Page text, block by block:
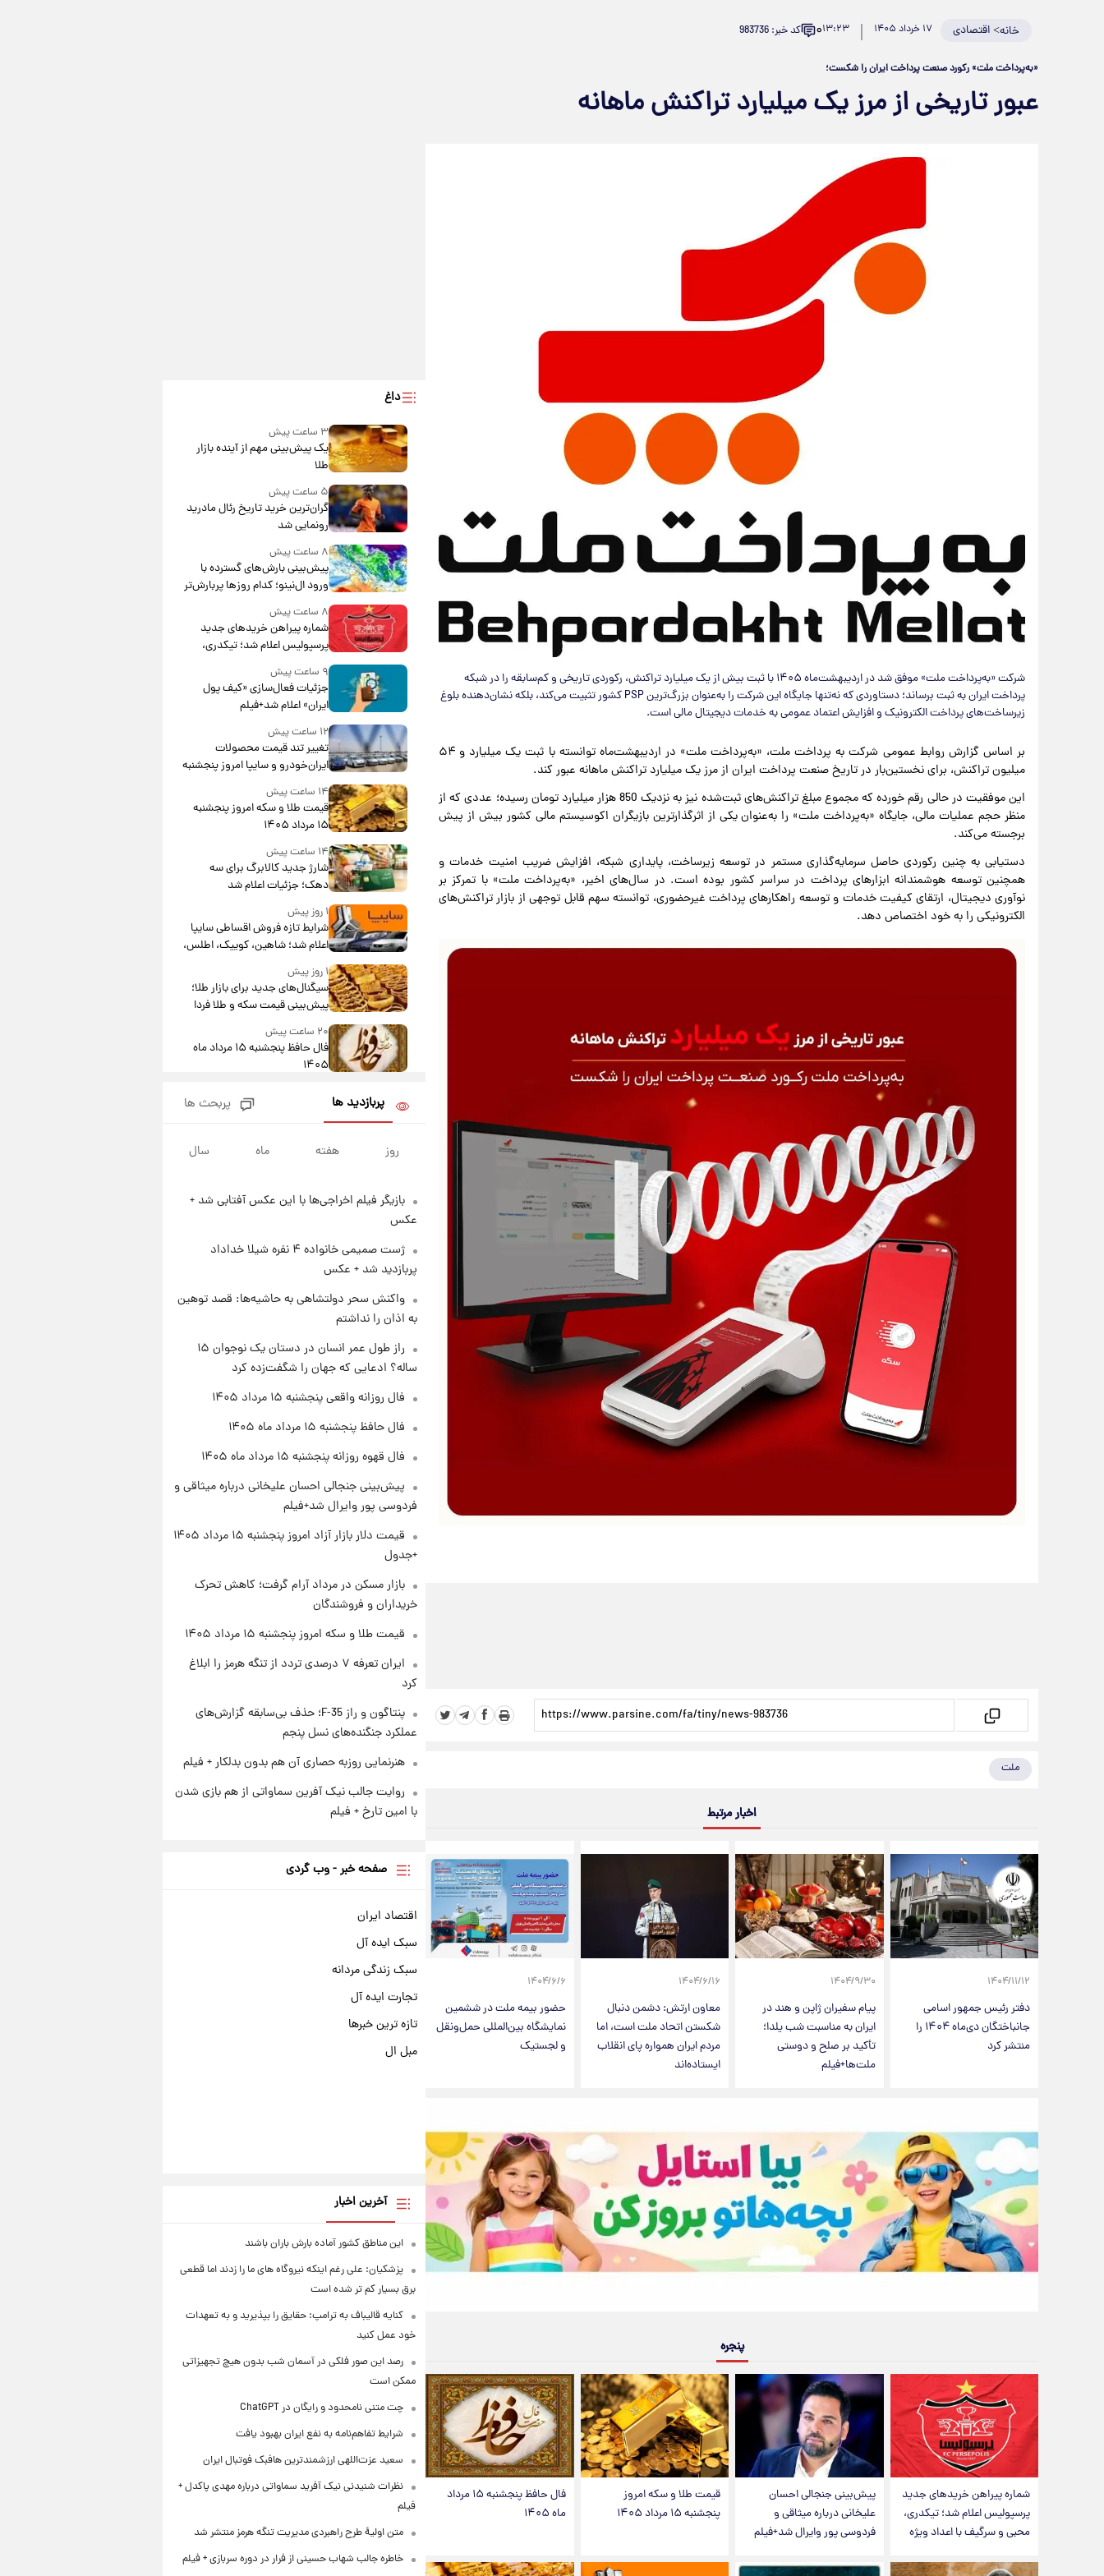
خانه>اقتصادی ۱۷ خرداد ۱۴۰۵ ۱۳:۲۳۰ کد خبر: 983736
«به‌پرداخت ملت» رکورد صنعت پرداخت ایران را شکست؛
عبور تاریخی از مرز یک میلیارد تراکنش ماهانه
شرکت «به‌پرداخت ملت» موفق شد در اردیبهشت‌ماه ۱۴۰۵ با ثبت بیش از یک میلیارد تراکنش، رکوردی تاریخی و کم‌سابقه را در شبکه
پرداخت ایران به ثبت برساند؛ دستاوردی که نه‌تنها جایگاه این شرکت را به‌عنوان بزرگ‌ترین PSP کشور تثبیت می‌کند، بلکه نشان‌دهنده بلوغ
زیرساخت‌های پرداخت الکترونیک و افزایش اعتماد عمومی به خدمات دیجیتال مالی است.
بر اساس گزارش روابط عمومی شرکت به پرداخت ملت، «به‌پرداخت ملت» در اردیبهشت‌ماه توانسته با ثبت یک میلیارد و ۵۴
میلیون تراکنش، برای نخستین‌بار در تاریخ صنعت پرداخت ایران از مرز یک میلیارد تراکنش ماهانه عبور کند.
این موفقیت در حالی رقم خورده که مجموع مبلغ تراکنش‌های ثبت‌شده نیز به نزدیک 850 هزار میلیارد تومان رسیده؛ عددی که از
منظر حجم عملیات مالی، جایگاه «به‌پرداخت ملت» را به‌عنوان یکی از اثرگذارترین بازیگران اکوسیستم مالی کشور بیش از پیش
برجسته می‌کند.
دستیابی به چنین رکوردی حاصل سرمایه‌گذاری مستمر در توسعه زیرساخت‌، پایداری شبکه، افزایش ضریب امنیت خدمات و
همچنین توسعه هوشمندانه ابزارهای پرداخت در سراسر کشور بوده است. در سال‌های اخیر، «به‌پرداخت ملت» با تمرکز بر
نوآوری دیجیتال، ارتقای کیفیت خدمات و توسعه راهکارهای پرداخت غیرحضوری، توانسته سهم قابل توجهی از بازار تراکنش‌های
الکترونیکی را به خود اختصاص دهد.
ملت
اخبار مرتبط
۱۴۰۴/۱۱/۱۲
دفتر رئیس جمهور اسامی
جانباختگان دی‌ماه ۱۴۰۴ را
منتشر کرد
۱۴۰۴/۹/۳۰
پیام سفیران ژاپن و هند در
ایران به مناسبت شب یلدا؛
تأکید بر صلح و دوستی
ملت‌ها+فیلم
۱۴۰۴/۶/۱۶
معاون ارتش: دشمن دنبال
شکستن اتحاد ملت است، اما
مردم ایران همواره پای انقلاب
ایستاده‌اند
۱۴۰۴/۶/۶
حضور بیمه ملت در ششمین
نمایشگاه بین‌المللی حمل‌ونقل
و لجستیک
پنجره
شماره پیراهن خریدهای جدید
پرسپولیس اعلام شد؛ تیکدری،
محبی و سرگیف با اعداد ویژه
پیش‌بینی جنجالی احسان
علیخانی درباره میثاقی و
فردوسی پور وایرال شد+فیلم
قیمت طلا و سکه امروز
پنجشنبه ۱۵ مرداد ۱۴۰۵
فال حافظ پنجشنبه ۱۵ مرداد
ماه ۱۴۰۵
داغ
۳ ساعت پیش
یک پیش‌بینی مهم از آینده بازار
طلا
۵ ساعت پیش
گران‌ترین خرید تاریخ رئال مادرید
رونمایی شد
۸ ساعت پیش
پیش‌بینی بارش‌های گسترده با
ورود ال‌نینو؛ کدام روزها پربارش‌تر
۸ ساعت پیش
شماره پیراهن خریدهای جدید
پرسپولیس اعلام شد؛ تیکدری،
۹ ساعت پیش
جزئیات فعال‌سازی «کیف پول
ایران» اعلام شد+فیلم
۱۲ ساعت پیش
تغییر تند قیمت محصولات
ایران‌خودرو و سایپا امروز پنجشنبه
۱۵ مرداد ۱۴۰۵ +جدول
۱۴ ساعت پیش
قیمت طلا و سکه امروز پنجشنبه
۱۵ مرداد ۱۴۰۵
۱۴ ساعت پیش
شارژ جدید کالابرگ برای سه
دهک؛ جزئیات اعلام شد
۱ روز پیش
شرایط تازه فروش اقساطی سایپا
اعلام شد؛ شاهین، کوییک، اطلس،
سهند و ساینا با اقساط بلندمدت +
جدول۱ روز پیش
سیگنال‌های جدید برای بازار طلا؛
پیش‌بینی قیمت سکه و طلا فردا
۲۰ ساعت پیش
فال حافظ پنجشنبه ۱۵ مرداد ماه
۱۴۰۵
فال قهوه روزانه پنجشنبه ۱۵ مرداد
ماه ۱۴۰۵
۲۲ ساعت پیش
چهارشنبه ۱۴ مرداد + جدول
۱ روز پیش
تولید سایپا؛ نام خودرو، مبلغ پیش
مشارکت چند درصد است؟
پربازدید ها پربحث ها
روز هفته ماه سال
بازیگر فیلم اخراجی‌ها با این عکس آفتابی شد +
عکس
ژست صمیمی خانواده ۴ نفره شیلا خداداد
پربازدید شد + عکس
واکنش سحر دولتشاهی به حاشیه‌ها: قصد توهین
به اذان را نداشتم
راز طول عمر انسان در دستان یک نوجوان ۱۵
ساله؟ ادعایی که جهان را شگفت‌زده کرد
فال روزانه واقعی پنجشنبه ۱۵ مرداد ۱۴۰۵
فال حافظ پنجشنبه ۱۵ مرداد ماه ۱۴۰۵
فال قهوه روزانه پنجشنبه ۱۵ مرداد ماه ۱۴۰۵
پیش‌بینی جنجالی احسان علیخانی درباره میثاقی و
فردوسی پور وایرال شد+فیلم
قیمت دلار بازار آزاد امروز پنجشنبه ۱۵ مرداد ۱۴۰۵
+جدول
بازار مسکن در مرداد آرام گرفت؛ کاهش تحرک
خریداران و فروشندگان
قیمت طلا و سکه امروز پنجشنبه ۱۵ مرداد ۱۴۰۵
ایران تعرفه ۷ درصدی تردد از تنگه هرمز را ابلاغ
کرد
پنتاگون و راز F-35؛ حذف بی‌سابقه گزارش‌های
عملکرد جنگنده‌های نسل پنجم
هنرنمایی روزبه حصاری آن هم بدون بدلکار + فیلم
روایت جالب نیک آفرین سماواتی از هم بازی شدن
با امین تارخ + فیلم
صفحه خبر - وب گردی
اقتصاد ایران
سبک ایده آل
سبک زندگی مردانه
تجارت ایده آل
تازه ترین خبرها
مبل ال
آخرین اخبار
این مناطق کشور آماده بارش باران باشند
پزشکیان: علی رغم اینکه نیروگاه های ما را زدند اما قطعی
برق بسیار کم تر شده است
کنایه قالیباف به ترامپ: حقایق را بپذیرید و به تعهدات
خود عمل کنید
رصد این صور فلکی در آسمان شب بدون هیچ تجهیزاتی
ممکن است
چت متنی نامحدود و رایگان در ChatGPT
شرایط تفاهم‌نامه به نفع ایران بهبود یافت
سعید عزت‌اللهی ارزشمندترین هافبک فوتبال ایران
نظرات شنیدنی نیک آفرید سماواتی درباره مهدی پاکدل +
فیلم
متن اولیۀ طرح راهبردی مدیریت تنگه هرمز منتشر شد
خاطره جالب شهاب حسینی از فرار در دوره سربازی + فیلم